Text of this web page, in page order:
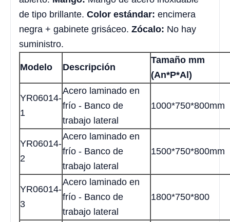
de tipo brillante. Color estándar: encimera
negra + gabinete grisáceo. Zócalo: No hay
suministro.
Modelo Descripción
Tamaño mm
(An*P*Al)
YR06014-
1
Acero laminado en
frío - Banco de
trabajo lateral
1000*750*800mm
YR06014-
2
Acero laminado en
frío - Banco de
trabajo lateral
1500*750*800mm
YR06014-
3
Acero laminado en
frío - Banco de
trabajo lateral
1800*750*800